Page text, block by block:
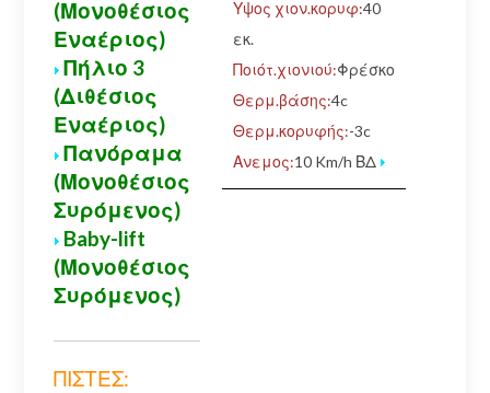
(Μονοθέσιος
Εναέριος)
Πήλιο 3
(Διθέσιος
Εναέριος)
Πανόραμα
(Μονοθέσιος
Συρόμενος)
Baby-lift
(Μονοθέσιος
Συρόμενος)
ΠΙΣΤΕΣ:
Υψος χιον.κορυφ:40
εκ.
Ποιότ.χιονιού:Φρέσκο
Θερμ.βάσης:4c
Θερμ.κορυφής:-3c
Ανεμος:10 Km/h ΒΔ